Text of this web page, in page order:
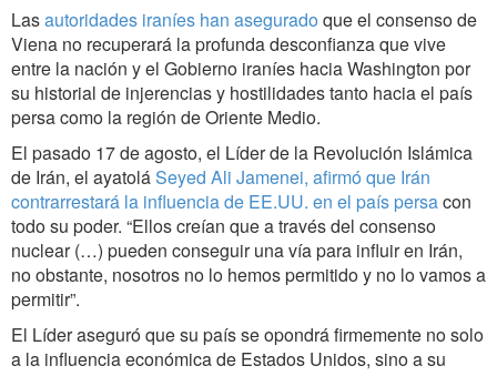
Lasautoridades iraníes han asegurado que el consenso de
Viena no recuperará la profunda desconfianza que vive
entre la nación y el Gobierno iraníes hacia Washington por
su historial de injerencias y hostilidades tanto hacia el país
persa como la región de Oriente Medio.
El pasado 17 de agosto, el Líder de la Revolución Islámica
de Irán, el ayatoláSeyed Ali Jamenei, afirmó que Irán
contrarrestará la influencia de EE.UU. en el país persacon
todo su poder. “Ellos creían que a través del consenso
nuclear (…) pueden conseguir una vía para influir en Irán,
no obstante, nosotros no lo hemos permitido y no lo vamos a
permitir”.
El Líder aseguró que su país se opondrá firmemente no solo
a la influencia económica de Estados Unidos, sino a su